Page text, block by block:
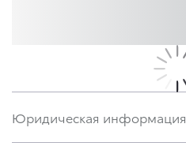
Юридическая информация